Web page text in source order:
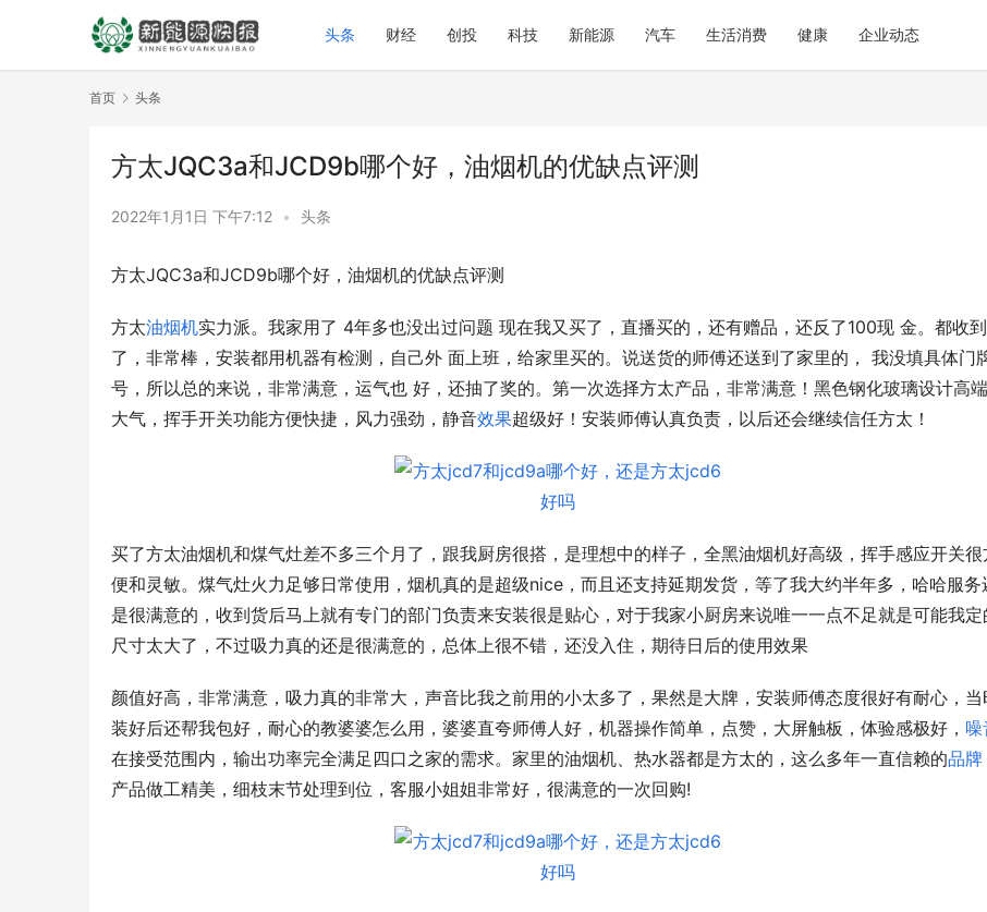
头条 财经 创投 科技 新能源 汽车 生活消费 健康 企业动态
首页 头条
方太JQC3a和JCD9b哪个好，油烟机的优缺点评测
2022年1月1日 下午7:12 • 头条
方太JQC3a和JCD9b哪个好，油烟机的优缺点评测
方太油烟机实力派。我家用了 4年多也没出过问题 现在我又买了，直播买的，还有赠品，还反了100现 金。都收到
了，非常棒，安装都用机器有检测，自己外 面上班，给家里买的。说送货的师傅还送到了家里的， 我没填具体门
号，所以总的来说，非常满意，运气也 好，还抽了奖的。第一次选择方太产品，非常满意！黑色钢化玻璃设计高端
大气，挥手开关功能方便快捷，风力强劲，静音效果超级好！安装师傅认真负责，以后还会继续信任方太！
买了方太油烟机和煤气灶差不多三个月了，跟我厨房很搭，是理想中的样子，全黑油烟机好高级，挥手感应开关很
便和灵敏。煤气灶火力足够日常使用，烟机真的是超级nice，而且还支持延期发货，等了我大约半年多，哈哈服务
是很满意的，收到货后马上就有专门的部门负责来安装很是贴心，对于我家小厨房来说唯一一点不足就是可能我定
尺寸太大了，不过吸力真的还是很满意的，总体上很不错，还没入住，期待日后的使用效果
颜值好高，非常满意，吸力真的非常大，声音比我之前用的小太多了，果然是大牌，安装师傅态度很好有耐心，当
装好后还帮我包好，耐心的教婆婆怎么用，婆婆直夸师傅人好，机器操作简单，点赞，大屏触板，体验感极好， 噪
在接受范围内，输出功率完全满足四口之家的需求。家里的油烟机、热水器都是方太的，这么多年一直信赖的品牌
产品做工精美，细枝末节处理到位，客服小姐姐非常好，很满意的一次回购!